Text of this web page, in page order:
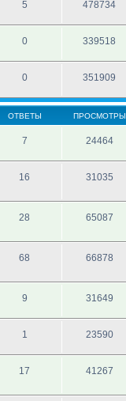
5 478734
0 339518
0 351909
ОТВЕТЫ ПРОСМОТРЫ
7 24464
16 31035
28 65087
68 66878
9 31649
1 23590
17 41267